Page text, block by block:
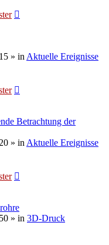
» in Aktuelle Ereignisse
Betrachtung der
» in Aktuelle Ereignisse
» in 3D-Druck